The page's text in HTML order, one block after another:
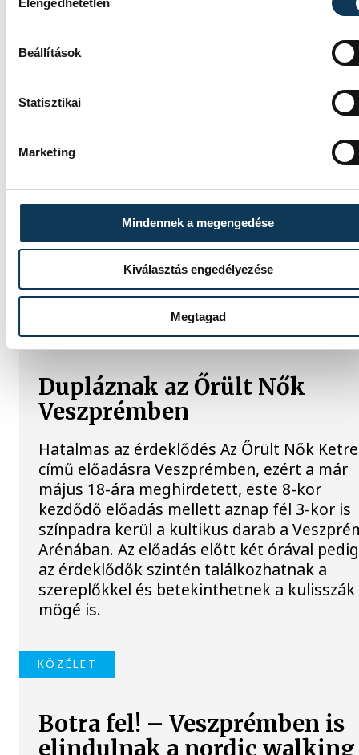
Beállítások
Statisztikai
Marketing
Mindennek a megengedése
Kiválasztás engedélyezése
Megtagad
TOVÁBBI CIKKEK
Dupláznak az Őrült Nők
Veszprémben
Hatalmas az érdeklődés Az Őrült Nők
című előadásra Veszprémben, ezért a már
május 18-ára meghirdetett, este 8-kor
kezdődő előadás mellett aznap fél 3-kor is
színpadra kerül a kultikus darab a
Arénában. Az előadás előtt két órával pedig
az érdeklődők szintén találkozhatnak a
szereplőkkel és betekinthetnek a kulisszák
mögé is.
KÖZÉLET
Botra fel! – Veszprémben is
elindulnak a nordic walking